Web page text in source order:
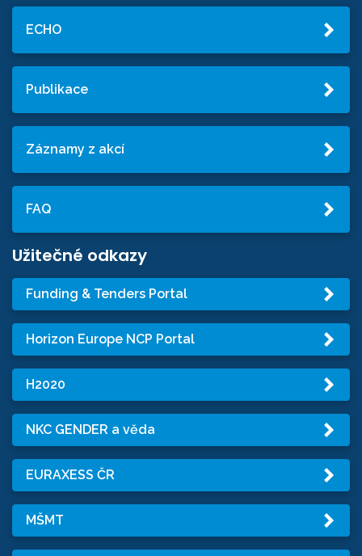
ECHO
Publikace
Záznamy z akcí
FAQ
Užitečné odkazy
Funding & Tenders Portal
Horizon Europe NCP Portal
H2020
NKC GENDER a věda
EURAXESS ČR
MŠMT